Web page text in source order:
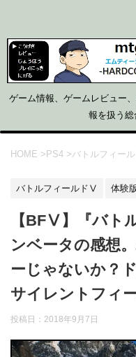
ゲーム情報、ゲームレビュー
報を扱う総
HOME >PS4 >バトルフィー
バトルフィールドⅤ 体験
【BFⅤ】『バト
ンベータの感想
ーじゃないか？
サイレントフィ
投稿日： 2018年9月7日